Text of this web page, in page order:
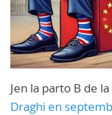
Jen la parto B de la
Draghi en